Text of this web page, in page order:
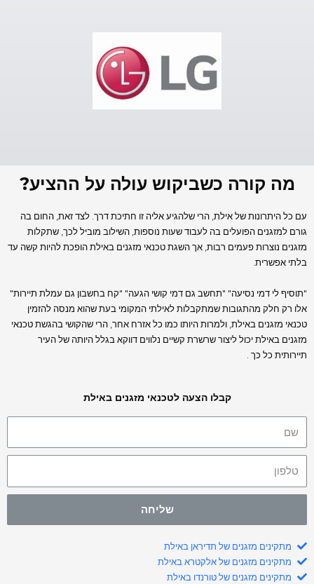
מה קורה כשביקוש עולה על ההציע?
עם כל היתרונות של אילת, הרי שלהגיע אליה זו חתיכת דרך. לצד זאת, החום בה
גורם למזגנים הפועלים בה לעבוד שעות נוספות, השילוב מוביל לכך, שתקלות
מזגנים נוצרות פעמים רבות, אך השגת טכנאי מזגנים באילת הופכת להיות קשה עד
בלתי אפשרית.
"תוסיף לי דמי נסיעה" "תחשב גם דמי קושי הגעה" "קח בחשבון גם עמלת תיירות"
אלו רק חלק מהתגובות שמתקבלות לאילתי המקומי בעת שהוא מנסה להזמין
טכנאי מזגנים באילת, ולמרות היותו כמו כל אזרח אחר, הרי שהקושי בהגשת טכנאי
מזגנים באילת יכול ליצור שרשרת קשיים נלווים דווקא בגלל היותה של העיר
תיירותית כל כך .
קבלו הצעה לטכנאי מזגנים באילת
שליחה
מתקינים מזגנים של תדיראן באילת
מתקינים מזגנים של אלקטרא באילת
מתקינים מזגנים של טורנדו באילת